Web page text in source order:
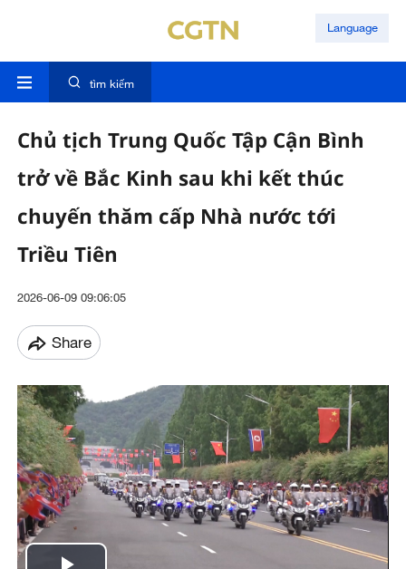
Language
tìm kiếm
Chủ tịch Trung Quốc Tập Cận Bình
trở về Bắc Kinh sau khi kết thúc
chuyến thăm cấp Nhà nước tới
Triều Tiên
2026-06-09 09:06:05
Share